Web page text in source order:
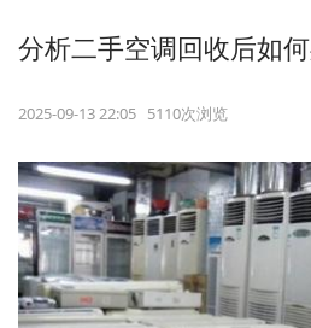
分析二手空调回收后如
2025-09-13 22:05 5110次浏览